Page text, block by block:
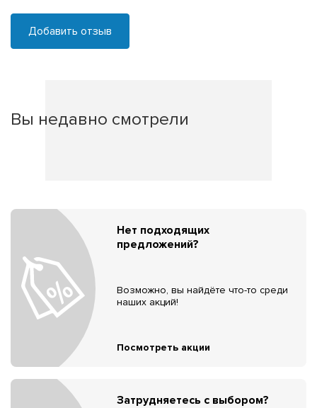
Добавить отзыв
Вы недавно смотрели
Нет подходящих
предложений?
Возможно, вы найдёте что-то среди
наших акций!
Посмотреть акции
Затрудняетесь с выбором?